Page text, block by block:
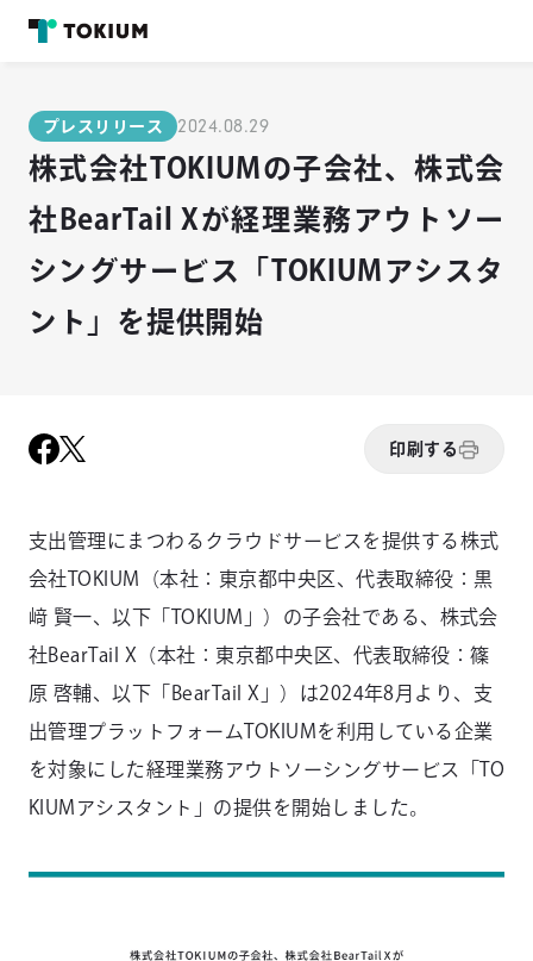
プレスリリース 2024.08.29
株式会社TOKIUMの子会社、株式会
社BearTail Xが経理業務アウトソー
シングサービス「TOKIUMアシスタ
ント」を提供開始
印刷する
支出管理にまつわるクラウドサービスを提供する株式
会社TOKIUM（本社：東京都中央区、代表取締役：黒
﨑 賢一、以下「TOKIUM」）の子会社である、株式会
社BearTail X（本社：東京都中央区、代表取締役：篠
原 啓輔、以下「BearTail X」）は2024年8月より、支
出管理プラットフォームTOKIUMを利用している企業
を対象にした経理業務アウトソーシングサービス「TO
KIUMアシスタント」の提供を開始しました。